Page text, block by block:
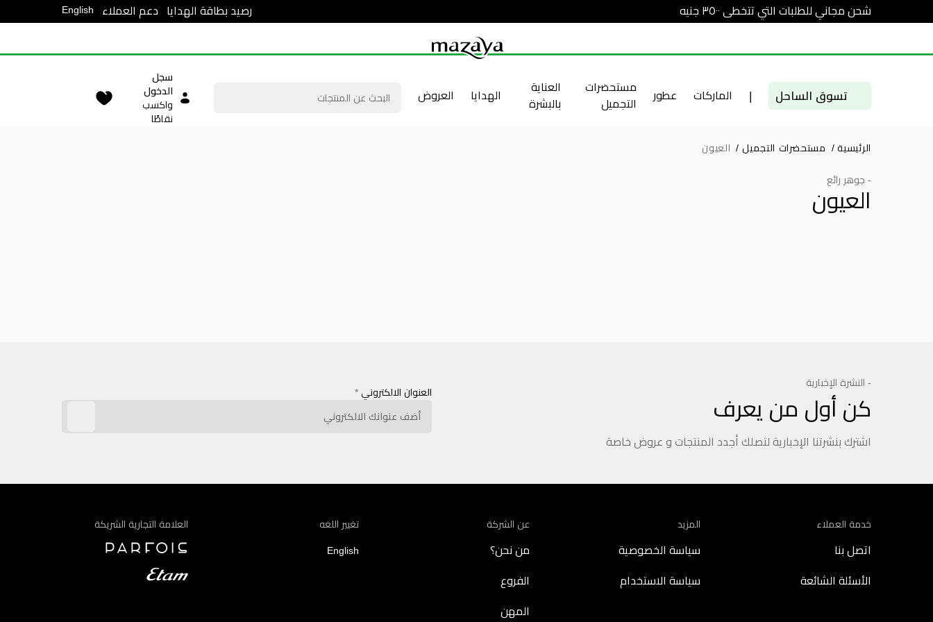
شحن مجاني للطلبات التي تتخطى ٣٥٠٠ جنيه رصيد بطاقة الهدايا دعم العملاء English
تسوق الساحل | الماركات عطور
مستحضرات
التجميل
العناية
بالبشرة
الهدايا العروض
سجل
الدخول
واكسب
نقاطًا
الرئيسية / مستحضرات التجميل / العيون
- جوهر رائع
العيون
- النشرة الإخبارية
كن أول من يعرف
اشترك بنشرتنا الإخبارية لتصلك أجدد المنتجات و عروض خاصة
العنوان الالكتروني *
خدمة العملاء
اتصل بنا
الأسئلة الشائعة
المزيد
سياسة الخصوصية
سياسة الاستخدام
عن الشركة
من نحن؟
الفروع
المهن
تغيير اللغه
English
العلامة التجارية الشريكة